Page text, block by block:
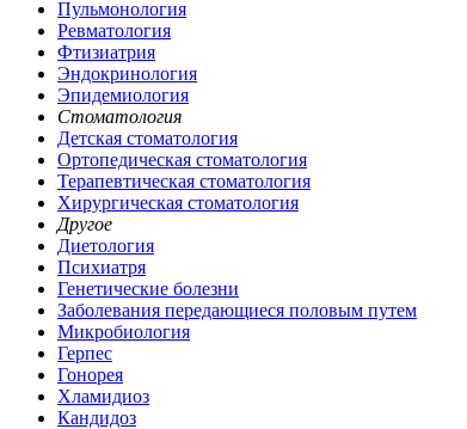
Пульмонология
Ревматология
Фтизиатрия
Эндокринология
Эпидемиология
Стоматология
Детская стоматология
Ортопедическая стоматология
Терапевтическая стоматология
Хирургическая стоматология
Другое
Диетология
Психиатря
Генетические болезни
Заболевания передающиеся половым путем
Микробиология
Герпес
Гонорея
Хламидиоз
Кандидоз